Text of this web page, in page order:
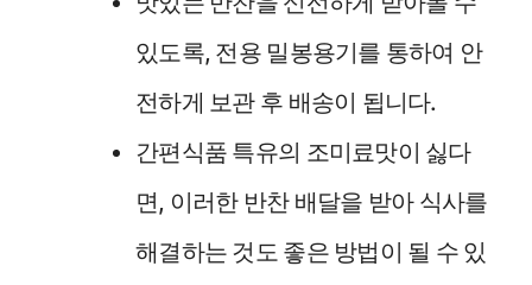
있도록, 전용 밀봉용기를 통하여 안
전하게 보관 후 배송이 됩니다.
간편식품 특유의 조미료맛이 싫다
면, 이러한 반찬 배달을 받아 식사를
해결하는 것도 좋은 방법이 될 수 있